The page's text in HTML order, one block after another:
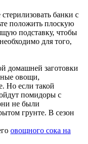
банки с
положить плоскую
подставку, чтобы
для того,
домашней заготовки
овощи,
Но если такой
помидоры с
не были
грунте. В сезон
овощного сока на